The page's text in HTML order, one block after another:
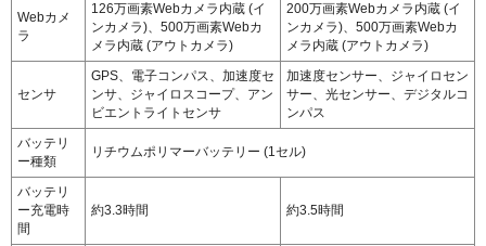
Webカメ
ラ
126万画素Webカメラ内蔵 (イ
ンカメラ)、500万画素Webカ
メラ内蔵 (アウトカメラ)
200万画素Webカメラ内蔵 (イ
ンカメラ)、500万画素Webカ
メラ内蔵 (アウトカメラ)
センサ
GPS、電子コンパス、加速度セ
ンサ、ジャイロスコープ、アン
ビエントライトセンサ
加速度センサー、ジャイロセン
サー、光センサー、デジタルコ
ンパス
バッテリ
ー種類
リチウムポリマーバッテリー (1セル)
バッテリ
ー充電時
間
約3.3時間 約3.5時間